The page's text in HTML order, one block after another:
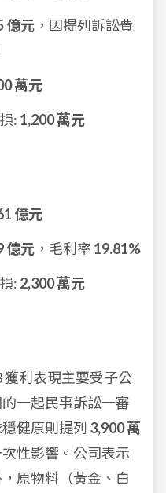
億元 ，因提列訴訟費
萬元
: 1,200 萬元
億元
億元 ，毛利率 19.81%
: 2,300 萬元
獲利表現主要受子公
一起民事訴訟一審
健原則提列 3,900 萬
性影響。公司表示
原物料（黃金、白